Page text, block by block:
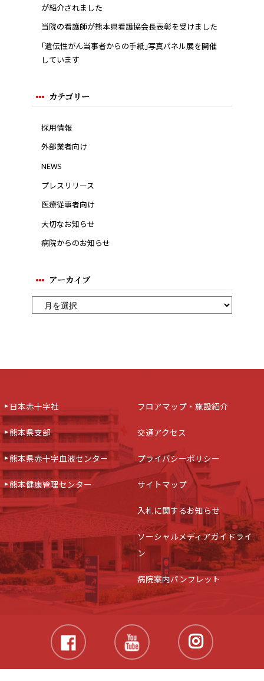
が紹介されました
当院の看護師が熊本県看護協会長表彰を受けました
｢遺伝性がん当事者からの手紙｣写真パネル展を開催
しています
カテゴリー
採用情報
外部業者向け
NEWS
プレスリリース
医療従事者向け
大切なお知らせ
病院からのお知らせ
アーカイブ
日本赤十字社
熊本県支部
熊本県赤十字血液センター
熊本健康管理センター
フロアマップ・施設紹介
交通アクセス
プライバシーポリシー
サイトマップ
入札に関するお知らせ
ソーシャルメディアガイドライ
ン
病院案内パンフレット